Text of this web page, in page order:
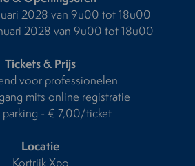
2028 van 9u00 tot 18u00
2028 van 9u00 tot 18u00
Tickets & Prijs
voor professionelen
mits online registratie
parking - € 7,00/ticket
Locatie
Kortrijk Xpo